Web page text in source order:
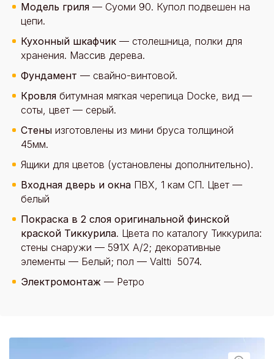
Модель гриля — Суоми 90. Купол подвешен на
цепи.
Кухонный шкафчик — столешница, полки для
хранения. Массив дерева.
Фундамент — свайно-винтовой.
Кровля битумная мягкая черепица Docke, вид —
соты, цвет — серый.
Стены изготовлены из мини бруса толщиной
45мм.
Ящики для цветов (установлены дополнительно).
Входная дверь и окна ПВХ, 1 кам СП. Цвет —
белый
Покраска в 2 слоя оригинальной финской
краской Тиккурила. Цвета по каталогу Тиккурила:
стены снаружи — 591X А/2; декоративные
элементы — Белый; пол — Valtti 5074.
Электромонтаж — Ретро